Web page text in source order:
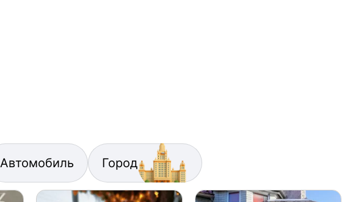
Автомобиль Город